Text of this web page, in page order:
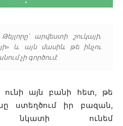
արվեստի շուկայի,
և այն մասին, թե ինչու
չի գործում:
այն բանի հետ, թե
ստեղծում իր բազան,
նկատի ունեմ